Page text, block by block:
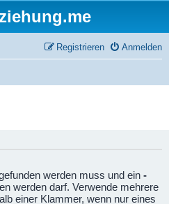
Anmelden
Registrieren
werden muss und ein -
werden darf. Verwende mehrere
einer Klammer, wenn nur eines